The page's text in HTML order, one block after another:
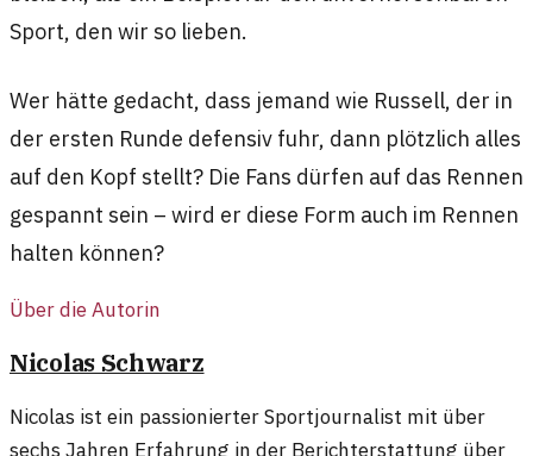
Sport, den wir so lieben.
Wer hätte gedacht, dass jemand wie Russell, der in
der ersten Runde defensiv fuhr, dann plötzlich alles
auf den Kopf stellt? Die Fans dürfen auf das Rennen
gespannt sein – wird er diese Form auch im Rennen
halten können?
Über die Autorin
Nicolas Schwarz
Nicolas ist ein passionierter Sportjournalist mit über
sechs Jahren Erfahrung in der Berichterstattung über